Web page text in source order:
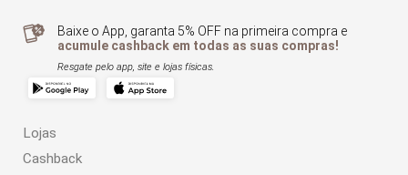
Baixe o App, garanta 5% OFF na primeira compra e
acumule cashback em todas as suas compras!
Resgate pelo app, site e lojas físicas.
Lojas
Cashback